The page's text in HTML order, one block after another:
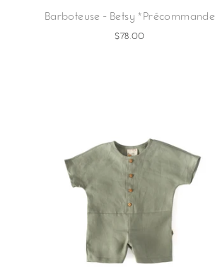
Barboteuse - Betsy *Précommande
$78.00